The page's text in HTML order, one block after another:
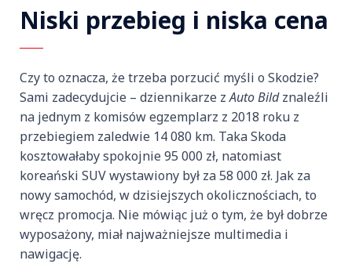
Niski przebieg i niska cena
Czy to oznacza, że trzeba porzucić myśli o Skodzie?
Sami zadecydujcie – dziennikarze zAuto Bildznaleźli
na jednym z komisów egzemplarz z 2018 roku z
przebiegiem zaledwie 14 080 km. Taka Skoda
kosztowałaby spokojnie 95 000 zł, natomiast
koreański SUV wystawiony był za 58 000 zł. Jak za
nowy samochód, w dzisiejszych okolicznościach, to
wręcz promocja. Nie mówiąc już o tym, że był dobrze
wyposażony, miał najważniejsze multimedia i
nawigację.